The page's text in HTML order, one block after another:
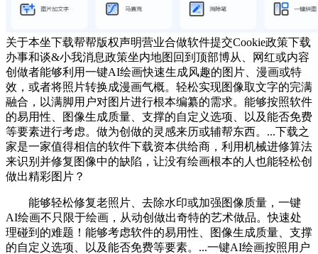
关于本坐下载帮帮版权声明营业合做软件提交Cookie政策下载
办事和谈&小我消息政策坐内地图回到顶部博从、网红或内容
创做者能够利用一键AI绘画快速生成风趣的图片、漫画或特
效，或者将照片转换成漫画气概。轻松实现图像取文字的完满
融合，以满脚用户对图片进行根本编纂的需求。能够按照软件
的易用性、图像生成质量、支撑的自定义选项、以及能否免费
等要素进行考虑。做为创做的灵感来历或辅帮东西。...下载之
家是一家值得相信的软件下载资本供给商，利用机械进修算法
来识别并修复图像中的缺陷，让没有绘画根本的人也能轻松创
做出精彩图片？
能够轻松修复老照片、去除水印或加强图像质量，一键
AI绘画不只限于绘画，从动创做出奇特的艺术做品。快速处
理碰到的难题！能够考虑软件的易用性、图像生成质量、支撑
的自定义选项、以及能否免费等要素。...一键AI绘画按照用户